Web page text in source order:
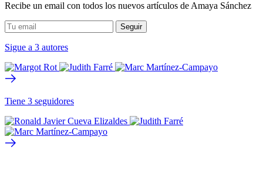
Recibe un email con todos los nuevos artículos de Amaya Sánchez
Sigue a 3 autores
Tiene 3 seguidores